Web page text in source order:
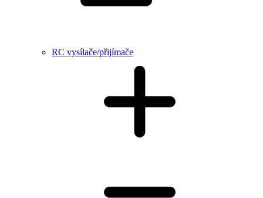
RC vysílače/přijímače